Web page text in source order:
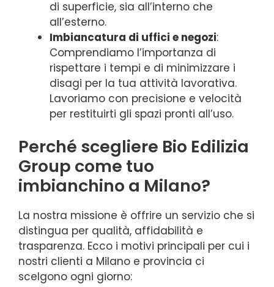
di superficie, sia all’interno che
all’esterno.
Imbiancatura di uffici e negozi:
Comprendiamo l’importanza di
rispettare i tempi e di minimizzare i
disagi per la tua attività lavorativa.
Lavoriamo con precisione e velocità
per restituirti gli spazi pronti all’uso.
Perché scegliere Bio Edilizia
Group come tuo
imbianchino a Milano?
La nostra missione è offrire un servizio che si
distingua per qualità, affidabilità e
trasparenza. Ecco i motivi principali per cui i
nostri clienti a Milano e provincia ci
scelgono ogni giorno: